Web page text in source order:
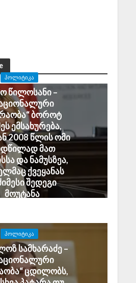
ᲞᲝᲚᲘᲢᲘᲙᲐ
წილოსანი –
ბოროტ
ემსახურება,
2008 წლის ომი
მათ
და ნამუსზეა,
ქვეყანას
შედეგი
მოუტანა
ᲞᲝᲚᲘᲢᲘᲙᲐ
სამხარაძე –
ცდილობს,